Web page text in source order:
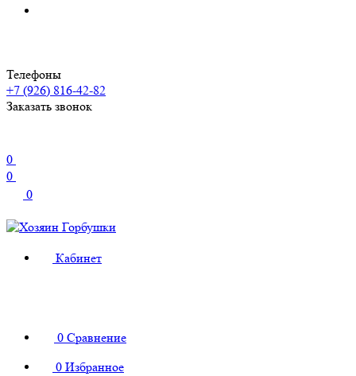
Телефоны
+7 (926) 816-42-82
Заказать звонок
0
0
0
Кабинет
0 Сравнение
0 Избранное